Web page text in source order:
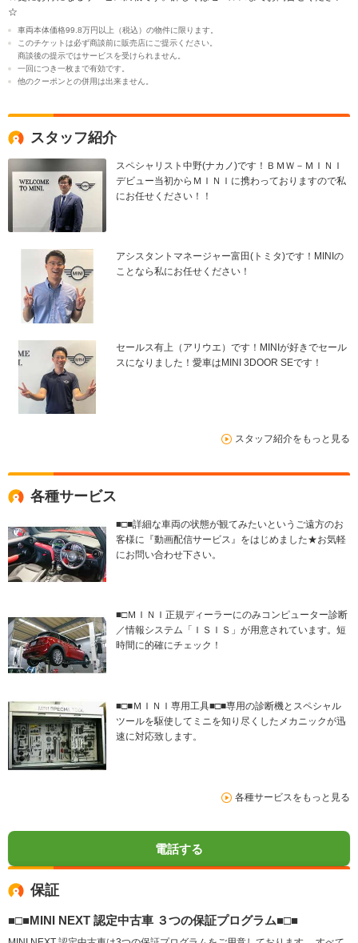
☆
車両本体価格99.8万円以上（税込）の物件に限ります。
このチケットは必ず商談前に販売店にご提示ください。
商談後の提示ではサービスを受けられません。
一回につき一枚まで有効です。
他のクーポンとの併用は出来ません。
スタッフ紹介
スペシャリスト中野(ナカノ)です！ＢＭＷ－ＭＩＮＩ
デビュー当初からＭＩＮＩに携わっておりますので私
にお任せください！！
アシスタントマネージャー富田(トミタ)です！MINIの
ことなら私にお任せください！
セールス有上（アリウエ）です！MINIが好きでセール
スになりました！愛車はMINI 3DOOR SEです！
スタッフ紹介をもっと見る
各種サービス
■□■詳細な車両の状態が観てみたいというご遠方のお
客様に『動画配信サービス』をはじめました★お気軽
にお問い合わせ下さい。
■□ＭＩＮＩ正規ディーラーにのみコンピューター診断
／情報システム「ＩＳＩＳ」が用意されています。短
時間に的確にチェック！
■□■ＭＩＮＩ専用工具■□■専用の診断機とスペシャル
ツールを駆使してミニを知り尽くしたメカニックが迅
速に対応致します。
各種サービスをもっと見る
電話する
保証
■□■MINI NEXT 認定中古車 ３つの保証プログラム■□■